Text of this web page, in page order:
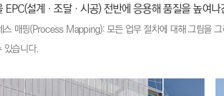
EPC(설계‧조달‧시공) 전반에 응용해 품질을 높여나
스 매핑(Process Mapping): 모든 업무 절차에 대해 그림을
있습니다.